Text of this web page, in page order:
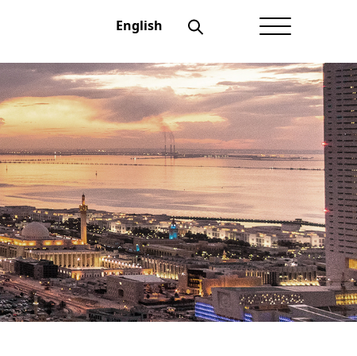
English
عن أعيان
شؤون المستثمرين
الحوكمة
منتجاتنــا
الإفصاحات
أخبار أعيان
نماذج تهمك